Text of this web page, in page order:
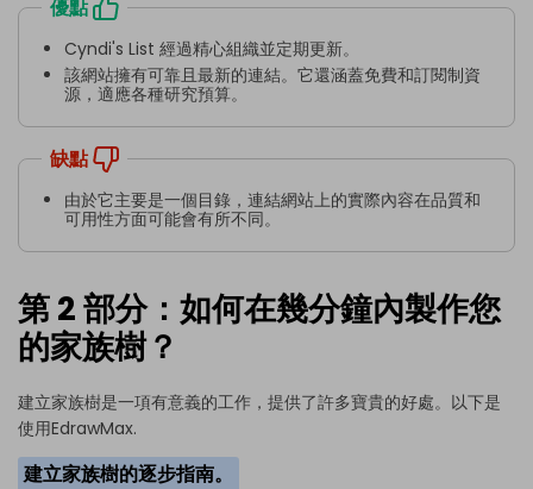
優點
Cyndi's List 經過精心組織並定期更新。
該網站擁有可靠且最新的連結。它還涵蓋免費和訂閱制資
源，適應各種研究預算。
缺點
由於它主要是一個目錄，連結網站上的實際內容在品質和
可用性方面可能會有所不同。
第 2 部分：如何在幾分鐘內製作您
的家族樹？
建立家族樹是一項有意義的工作，提供了許多寶貴的好處。以下是
使用EdrawMax.
建立家族樹的逐步指南。